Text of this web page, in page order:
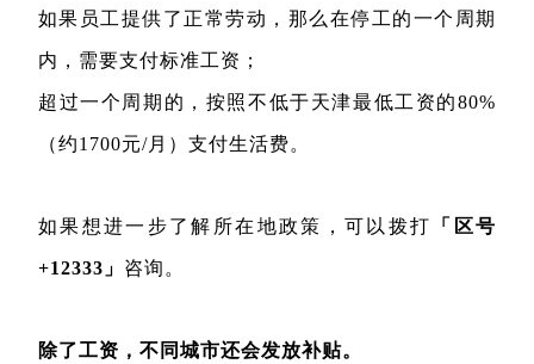
如果员工提供了正常劳动，那么在停工的一个周期
内，需要支付标准工资；
超过一个周期的，按照不低于天津最低工资的80%
（约1700元/月）支付生活费。
如果想进一步了解所在地政策，可以拨打 「区号
+12333」 咨询。
除了工资，不同城市还会发放补贴。